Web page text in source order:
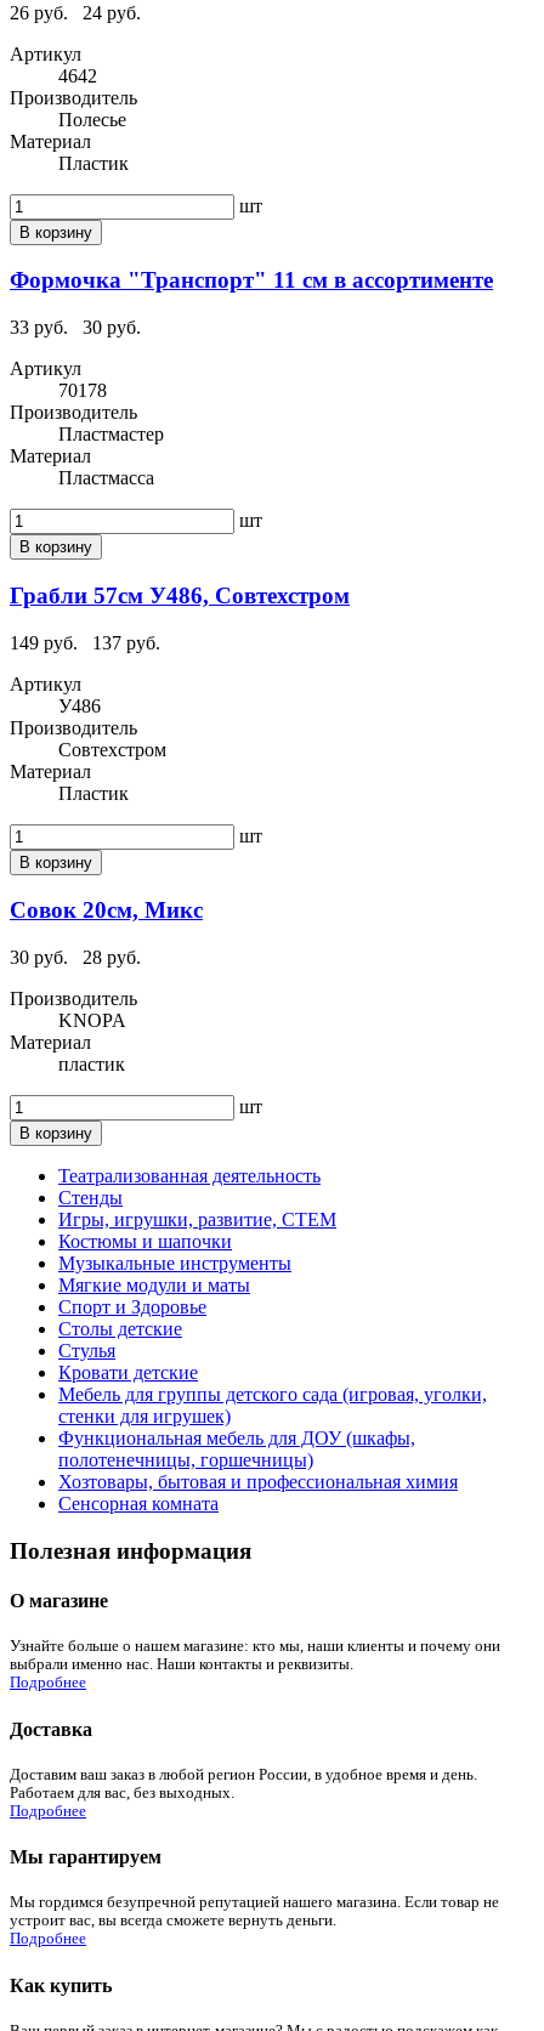
26 руб.
24 руб.
Артикул
4642
Производитель
Полесье
Материал
Пластик
шт
В корзину
Формочка "Транспорт" 11 см в ассортименте
33 руб.
30 руб.
Артикул
70178
Производитель
Пластмастер
Материал
Пластмасса
шт
В корзину
Грабли 57см У486, Совтехстром
149 руб.
137 руб.
Артикул
У486
Производитель
Совтехстром
Материал
Пластик
шт
В корзину
Совок 20см, Микс
30 руб.
28 руб.
Производитель
KNOPA
Материал
пластик
шт
В корзину
Театрализованная деятельность
Стенды
Игры, игрушки, развитие, СТЕМ
Костюмы и шапочки
Музыкальные инструменты
Мягкие модули и маты
Спорт и Здоровье
Столы детские
Стулья
Кровати детские
Мебель для группы детского сада (игровая, уголки,
стенки для игрушек)
Функциональная мебель для ДОУ (шкафы,
полотенечницы, горшечницы)
Хозтовары, бытовая и профессиональная химия
Сенсорная комната
Полезная информация
О магазине
Узнайте больше о нашем магазине: кто мы, наши клиенты и почему они
выбрали именно нас. Наши контакты и реквизиты.
Подробнее
Доставка
Доставим ваш заказ в любой регион России, в удобное время и день.
Работаем для вас, без выходных.
Подробнее
Мы гарантируем
Мы гордимся безупречной репутацией нашего магазина. Если товар не
устроит вас, вы всегда сможете вернуть деньги.
Подробнее
Как купить